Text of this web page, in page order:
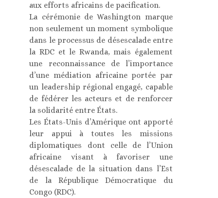
aux efforts africains de pacification.
La cérémonie de Washington marque
non seulement un moment symbolique
dans le processus de désescalade entre
la RDC et le Rwanda, mais également
une reconnaissance de l’importance
d’une médiation africaine portée par
un leadership régional engagé, capable
de fédérer les acteurs et de renforcer
la solidarité entre États.
Les États-Unis d’Amérique ont apporté
leur appui à toutes les missions
diplomatiques dont celle de l’Union
africaine visant à favoriser une
désescalade de la situation dans l’Est
de la République Démocratique du
Congo (RDC).